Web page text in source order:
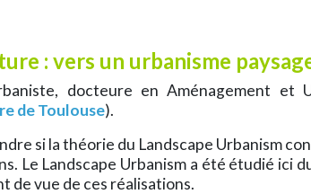
: vers un urbanisme
docteure en Aménagement et
de Toulouse).
si la théorie du Landscape Urbanism
Le Landscape Urbanism a été étudié ici
de vue de ces réalisations.